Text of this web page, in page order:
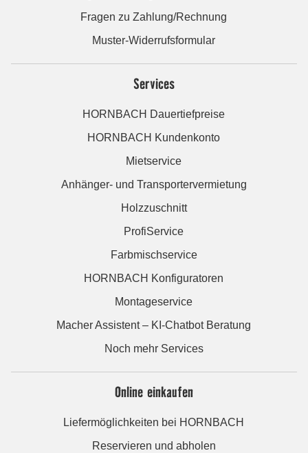
Fragen zu Zahlung/Rechnung
Muster-Widerrufsformular
Services
HORNBACH Dauertiefpreise
HORNBACH Kundenkonto
Mietservice
Anhänger- und Transportervermietung
Holzzuschnitt
ProfiService
Farbmischservice
HORNBACH Konfiguratoren
Montageservice
Macher Assistent – KI-Chatbot Beratung
Noch mehr Services
Online einkaufen
Liefermöglichkeiten bei HORNBACH
Reservieren und abholen